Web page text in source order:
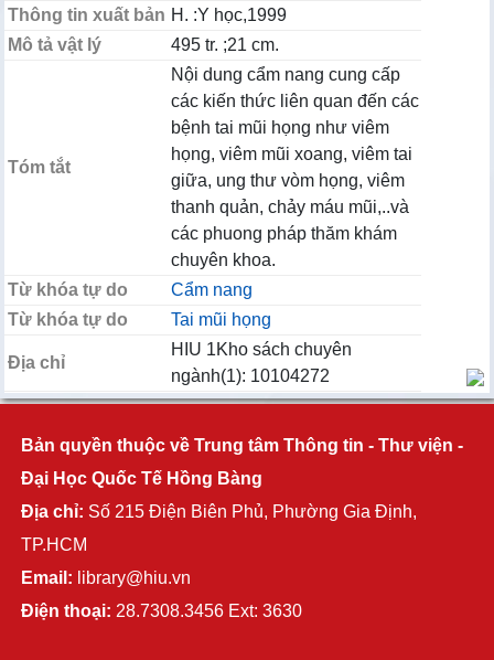
Thông tin xuất bản H. :Y học,1999
Mô tả vật lý
495 tr. ;21 cm.
Tóm tắt
Nội dung cẩm nang cung cấp
các kiến thức liên quan đến các
bệnh tai mũi họng như viêm
họng, viêm mũi xoang, viêm tai
giữa, ung thư vòm họng, viêm
thanh quản, chảy máu mũi,..và
các phuong pháp thăm khám
chuyên khoa.
Từ khóa tự do
Cẩm nang
Từ khóa tự do
Tai mũi họng
Địa chỉ
HIU 1Kho sách chuyên
ngành(1): 10104272
Bản quyền thuộc về Trung tâm Thông tin - Thư viện -
Đại Học Quốc Tế Hồng Bàng
Địa chỉ: Số 215 Điện Biên Phủ, Phường Gia Định,
TP.HCM
Email: library@hiu.vn
Điện thoại: 28.7308.3456 Ext: 3630